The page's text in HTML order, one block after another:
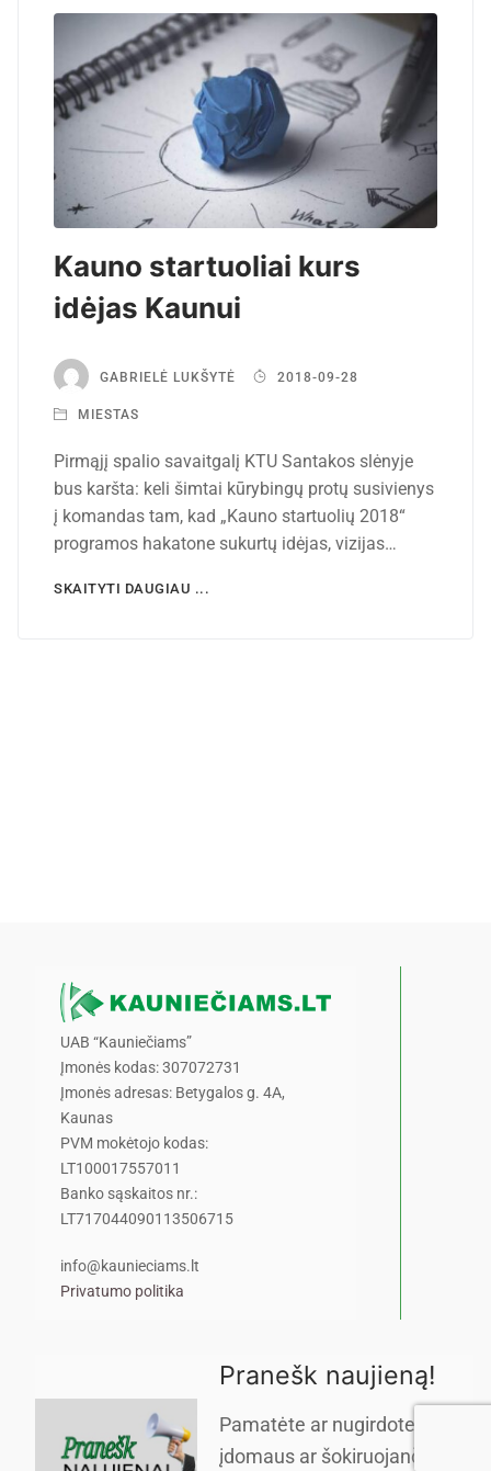
Kauno startuoliai kurs
idėjas Kaunui
GABRIELĖ LUKŠYTĖ 2018-09-28
MIESTAS
Pirmąjį spalio savaitgalį KTU Santakos slėnyje
bus karšta: keli šimtai kūrybingų protų susivienys
į komandas tam, kad „Kauno startuolių 2018“
programos hakatone sukurtų idėjas, vizijas…
SKAITYTI DAUGIAU ...
UAB “Kauniečiams”
Įmonės kodas: 307072731
Įmonės adresas: Betygalos g. 4A,
Kaunas
PVM mokėtojo kodas:
LT100017557011
Banko sąskaitos nr.:
LT717044090113506715
info@kaunieciams.lt
Privatumo politika
Pranešk naujieną!
Pamatėte ar nugirdote kažką
įdomaus ar šokiruojančio?